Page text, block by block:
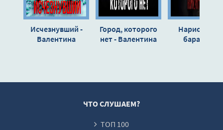
Исчезнувший -
Валентина
Город, которого
нет - Валентина
Нарисуй мне
барашка -
ЧТО СЛУШАЕМ?
ТОП 100